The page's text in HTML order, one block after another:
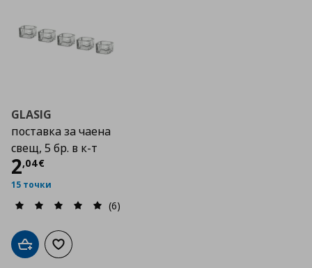
GLASIG
поставка за чаена
свещ, 5 бр. в к-т
2,04€
Цена
15 точки
(6)
Добави в кошницата
Добави към списъка с любими